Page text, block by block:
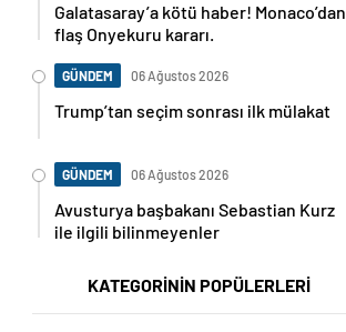
Galatasaray’a kötü haber! Monaco’dan
flaş Onyekuru kararı.
GÜNDEM 06 Ağustos 2026
Trump’tan seçim sonrası ilk mülakat
GÜNDEM 06 Ağustos 2026
Avusturya başbakanı Sebastian Kurz
ile ilgili bilinmeyenler
KATEGORİNİN POPÜLERLERİ